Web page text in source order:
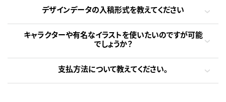
デザインデータの入稿形式を教えてください
キャラクターや有名なイラストを使いたいのですが可能
でしょうか？
支払方法について教えてください。